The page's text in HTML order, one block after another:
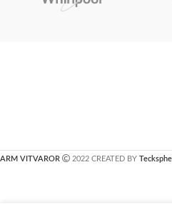
ARM VITVAROR 2022 CREATED BY